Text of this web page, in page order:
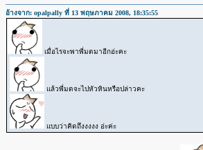
อ้างจาก: opalpally ที่ 13 พฤษภาคม 2008, 18:35:55
เมื่อไรจะพาพี่มดมาอีกอ่ะคะ
แล้วพี่มดจะไปหัวหินหรือปล่าวคะ
แบบว่าคิดถึงงงงง อ่ะค่ะ